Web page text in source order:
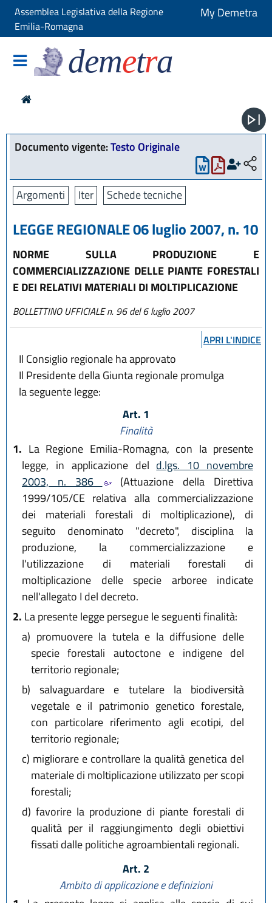
Assemblea Legislativa della Regione
Emilia-Romagna
My Demetra
demetra
Documento vigente:Testo Originale
Argomenti Iter Schede tecniche
LEGGE REGIONALE 06 luglio 2007, n. 10
NORME SULLA PRODUZIONE E
COMMERCIALIZZAZIONE DELLE PIANTE FORESTALI
E DEI RELATIVI MATERIALI DI MOLTIPLICAZIONE
BOLLETTINO UFFICIALE n. 96 del 6 luglio 2007
APRI L'INDICE
Il Consiglio regionale ha approvato
Il Presidente della Giunta regionale promulga
la seguente legge:
Art. 1
Finalità
1. La Regione Emilia-Romagna, con la presente
legge, in applicazione del d.lgs. 10 novembre
2003, n. 386
(Attuazione della Direttiva
1999/105/CE relativa alla commercializzazione
dei materiali forestali di moltiplicazione), di
seguito denominato "decreto", disciplina la
produzione, la commercializzazione e
l'utilizzazione di materiali forestali di
moltiplicazione delle specie arboree indicate
nell'allegato I del decreto.
2. La presente legge persegue le seguenti finalità:
a) promuovere la tutela e la diffusione delle
specie forestali autoctone e indigene del
territorio regionale;
b) salvaguardare e tutelare la biodiversità
vegetale e il patrimonio genetico forestale,
con particolare riferimento agli ecotipi, del
territorio regionale;
c) migliorare e controllare la qualità genetica del
materiale di moltiplicazione utilizzato per scopi
forestali;
d) favorire la produzione di piante forestali di
qualità per il raggiungimento degli obiettivi
fissati dalle politiche agroambientali regionali.
Art. 2
Ambito di applicazione e definizioni